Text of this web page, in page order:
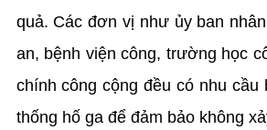
quả. Các đơn vị như ủy ban
an, bệnh viện công, trường học
chính công cộng đều có nhu cầu
thống hố ga để đảm bảo không